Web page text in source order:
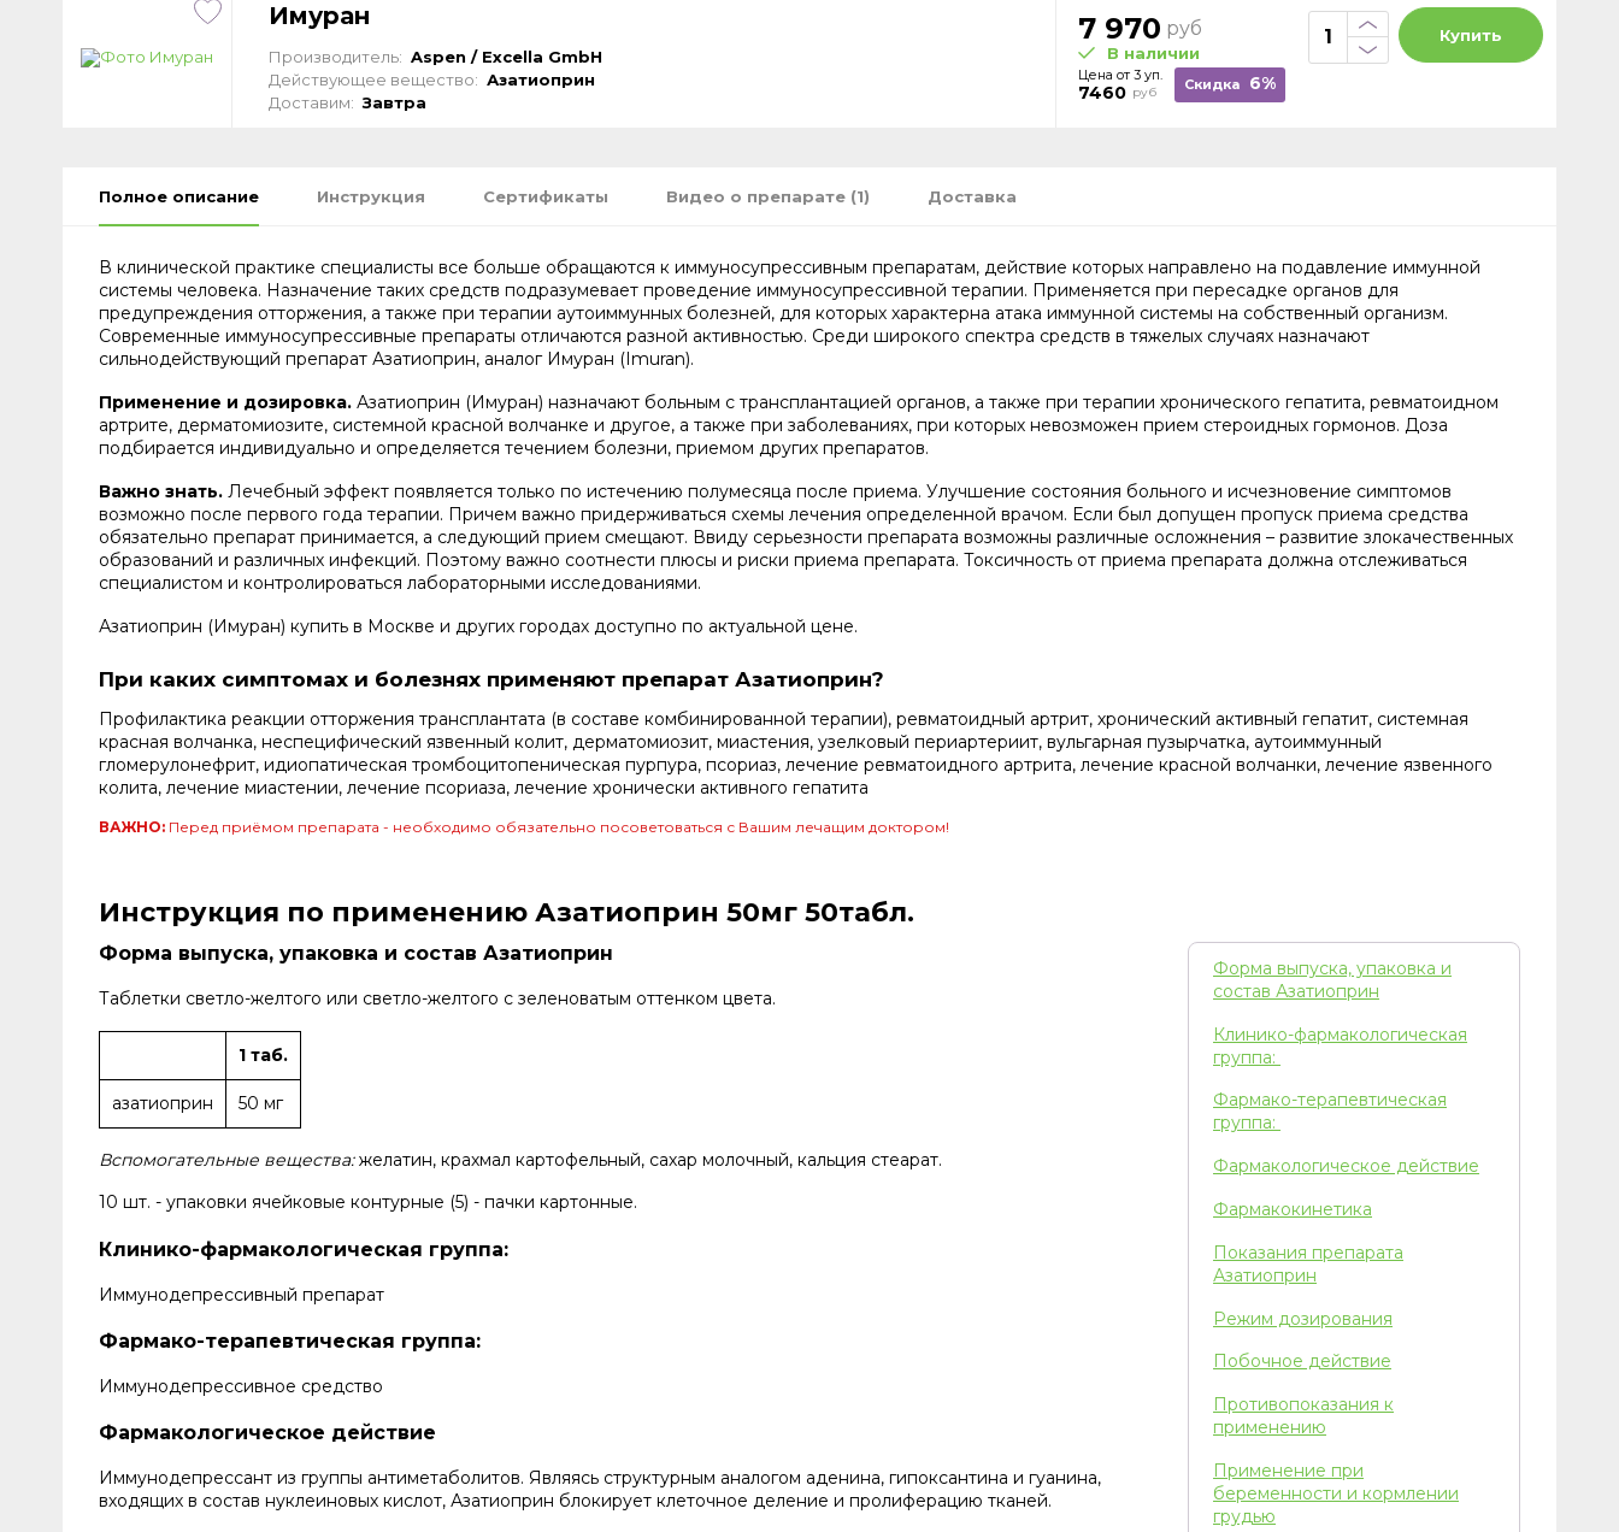
Имуран
Производитель: Aspen / Excella GmbH
Действующее вещество: Азатиоприн
Доставим: Завтра
7 970 руб
В наличии
Цена от 3 уп.
7460 руб Скидка 6%
Купить
Полное описание Инструкция Сертификаты Видео о препарате (1) Доставка
В клинической практике специалисты все больше обращаются к иммуносупрессивным препаратам, действие которых направлено на подавление иммунной
системы человека. Назначение таких средств подразумевает проведение иммуносупрессивной терапии. Применяется при пересадке органов для
предупреждения отторжения, а также при терапии аутоиммунных болезней, для которых характерна атака иммунной системы на собственный организм.
Современные иммуносупрессивные препараты отличаются разной активностью. Среди широкого спектра средств в тяжелых случаях назначают
сильнодействующий препарат Азатиоприн, аналог Имуран (Imuran).
Применение и дозировка. Азатиоприн (Имуран) назначают больным с трансплантацией органов, а также при терапии хронического гепатита, ревматоидном
артрите, дерматомиозите, системной красной волчанке и другое, а также при заболеваниях, при которых невозможен прием стероидных гормонов. Доза
подбирается индивидуально и определяется течением болезни, приемом других препаратов.
Важно знать. Лечебный эффект появляется только по истечению полумесяца после приема. Улучшение состояния больного и исчезновение симптомов
возможно после первого года терапии. Причем важно придерживаться схемы лечения определенной врачом. Если был допущен пропуск приема средства
обязательно препарат принимается, а следующий прием смещают. Ввиду серьезности препарата возможны различные осложнения – развитие злокачественных
образований и различных инфекций. Поэтому важно соотнести плюсы и риски приема препарата. Токсичность от приема препарата должна отслеживаться
специалистом и контролироваться лабораторными исследованиями.
Азатиоприн (Имуран) купить в Москве и других городах доступно по актуальной цене.
При каких симптомах и болезнях применяют препарат Азатиоприн?
Профилактика реакции отторжения трансплантата (в составе комбинированной терапии), ревматоидный артрит, хронический активный гепатит, системная
красная волчанка, неспецифический язвенный колит, дерматомиозит, миастения, узелковый периартериит, вульгарная пузырчатка, аутоиммунный
гломерулонефрит, идиопатическая тромбоцитопеническая пурпура, псориаз, лечение ревматоидного артрита, лечение красной волчанки, лечение язвенного
колита, лечение миастении, лечение псориаза, лечение хронически активного гепатита
ВАЖНО: Перед приёмом препарата - необходимо обязательно посоветоваться с Вашим лечащим доктором!
Инструкция по применению Азатиоприн 50мг 50табл.
Форма выпуска, упаковка и состав Азатиоприн
Таблетки светло-желтого или светло-желтого с зеленоватым оттенком цвета.
1 таб.
азатиоприн 50 мг
Вспомогательные вещества:желатин, крахмал картофельный, сахар молочный, кальция стеарат.
10 шт. - упаковки ячейковые контурные (5) - пачки картонные.
Клинико-фармакологическая группа:
Иммунодепрессивный препарат
Фармако-терапевтическая группа:
Иммунодепрессивное средство
Фармакологическое действие
Иммунодепрессант из группы антиметаболитов. Являясь структурным аналогом аденина, гипоксантина и гуанина,
входящих в состав нуклеиновых кислот, Азатиоприн блокирует клеточное деление и пролиферацию тканей.
Форма выпуска, упаковка и
состав Азатиоприн
Клинико-фармакологическая
группа:
Фармако-терапевтическая
группа:
Фармакологическое действие
Фармакокинетика
Показания препарата
Азатиоприн
Режим дозирования
Побочное действие
Противопоказания к
применению
Применение при
беременности и кормлении
грудью